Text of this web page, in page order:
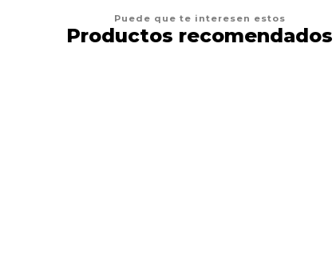
Puede que te interesen estos
Productos recomendados